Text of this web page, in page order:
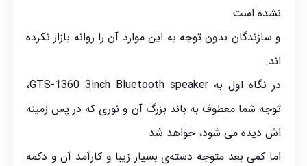
نشده است
و سازندگان بدون توجه به این موارد آن را روانه بازار نکرده
اند.
در نگاه اول به GTS-1360 3inch Bluetooth speaker،
توجه شما معطوف به باند بزرگ آن و نوری که در پس زمینه
اش دیده می شود، خواهد شد
اما کمی بعد متوجه دسته‌ی بسیار زیبا و کارآمد آن و دکمه